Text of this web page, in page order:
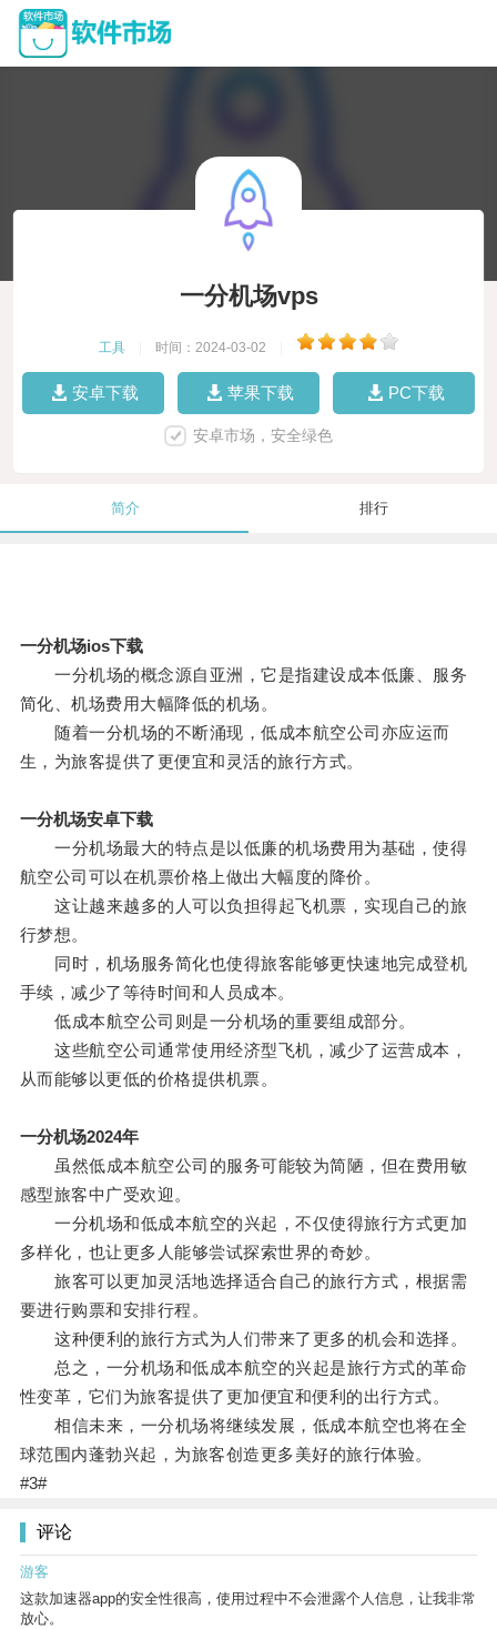
一分机场vps
工具 时间：2024-03-02
安卓下载 苹果下载 PC下载
安卓市场，安全绿色
简介 排行
一分机场ios下载
一分机场的概念源自亚洲，它是指建设成本低廉、服务
简化、机场费用大幅降低的机场。
随着一分机场的不断涌现，低成本航空公司亦应运而
生，为旅客提供了更便宜和灵活的旅行方式。
一分机场安卓下载
一分机场最大的特点是以低廉的机场费用为基础，使得
航空公司可以在机票价格上做出大幅度的降价。
这让越来越多的人可以负担得起飞机票，实现自己的旅
行梦想。
同时，机场服务简化也使得旅客能够更快速地完成登机
手续，减少了等待时间和人员成本。
低成本航空公司则是一分机场的重要组成部分。
这些航空公司通常使用经济型飞机，减少了运营成本，
从而能够以更低的价格提供机票。
一分机场2024年
虽然低成本航空公司的服务可能较为简陋，但在费用敏
感型旅客中广受欢迎。
一分机场和低成本航空的兴起，不仅使得旅行方式更加
多样化，也让更多人能够尝试探索世界的奇妙。
旅客可以更加灵活地选择适合自己的旅行方式，根据需
要进行购票和安排行程。
这种便利的旅行方式为人们带来了更多的机会和选择。
总之，一分机场和低成本航空的兴起是旅行方式的革命
性变革，它们为旅客提供了更加便宜和便利的出行方式。
相信未来，一分机场将继续发展，低成本航空也将在全
球范围内蓬勃兴起，为旅客创造更多美好的旅行体验。
#3#
评论
游客
这款加速器app的安全性很高，使用过程中不会泄露个人信息，让我非常
放心。